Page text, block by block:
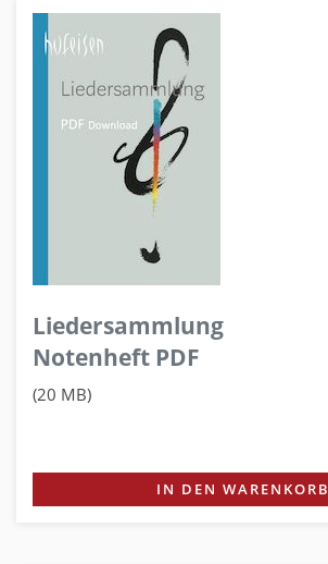
Liedersammlung
Notenheft PDF
(20 MB)
IN DEN WARENKORB